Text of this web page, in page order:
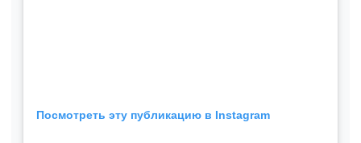
Посмотреть эту публикацию в Instagram